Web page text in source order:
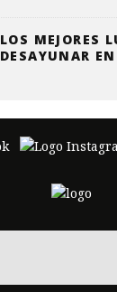
LOS MEJORES
DESAYUNAR